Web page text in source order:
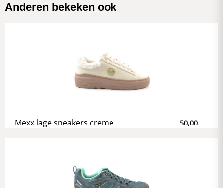
Anderen bekeken ook
Mexx lage sneakers creme 50,00